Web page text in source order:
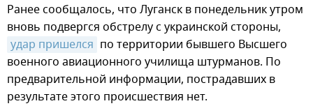
Ранее сообщалось, что Луганск в понедельник утром
вновь подвергся обстрелу с украинской стороны,
удар пришелся по территории бывшего Высшего
военного авиационного училища штурманов. По
предварительной информации, пострадавших в
результате этого происшествия нет.